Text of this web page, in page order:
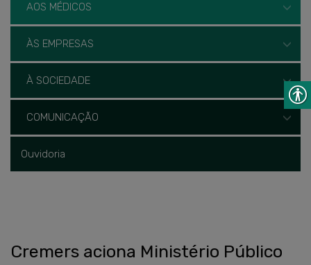
AOS MÉDICOS
ÀS EMPRESAS
À SOCIEDADE
COMUNICAÇÃO
Ouvidoria
Cremers aciona Ministério Público